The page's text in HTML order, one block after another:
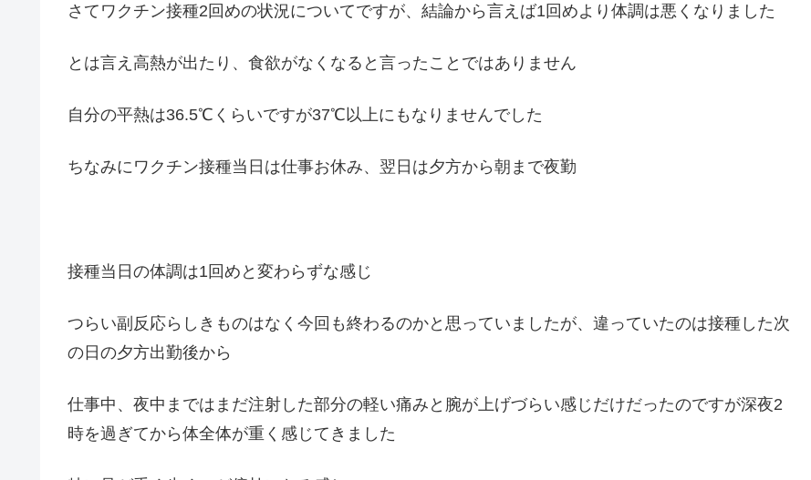
さてワクチン接種2回めの状況についてですが、結論から言えば1回めより体調は悪くなりました
とは言え高熱が出たり、食欲がなくなると言ったことではありません
自分の平熱は36.5℃くらいですが37℃以上にもなりませんでした
ちなみにワクチン接種当日は仕事お休み、翌日は夕方から朝まで夜勤
接種当日の体調は1回めと変わらずな感じ
つらい副反応らしきものはなく今回も終わるのかと思っていましたが、違っていたのは接種した次
の日の夕方出勤後から
仕事中、夜中まではまだ注射した部分の軽い痛みと腕が上げづらい感じだけだったのですが深夜2
時を過ぎてから体全体が重く感じてきました